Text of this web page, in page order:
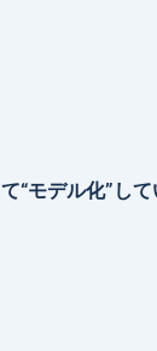
“モデル化”し